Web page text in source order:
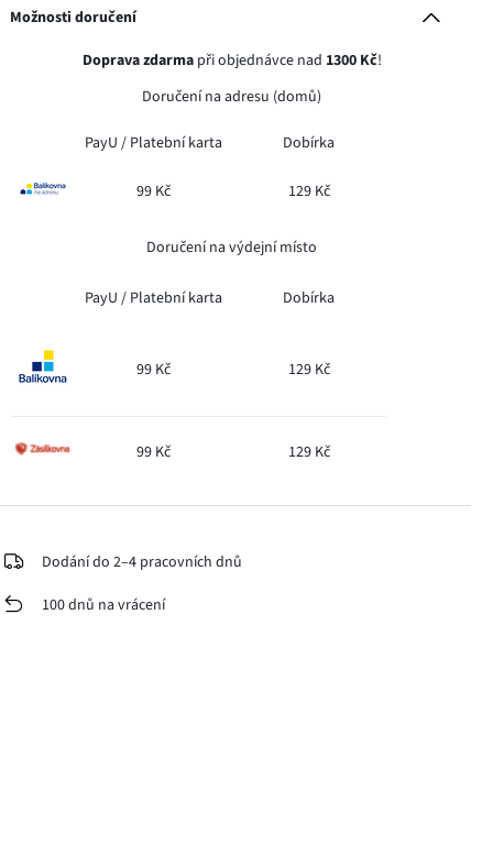
Možnosti doručení
Doprava zdarmapři objednávce nad 1300 Kč!
Doručení na adresu (domů)
PayU / Platební karta Dobírka
99 Kč 129 Kč
Doručení na výdejní místo
PayU / Platební karta Dobírka
99 Kč 129 Kč
99 Kč 129 Kč
Dodání do 2–4 pracovních dnů
100 dnů na vrácení